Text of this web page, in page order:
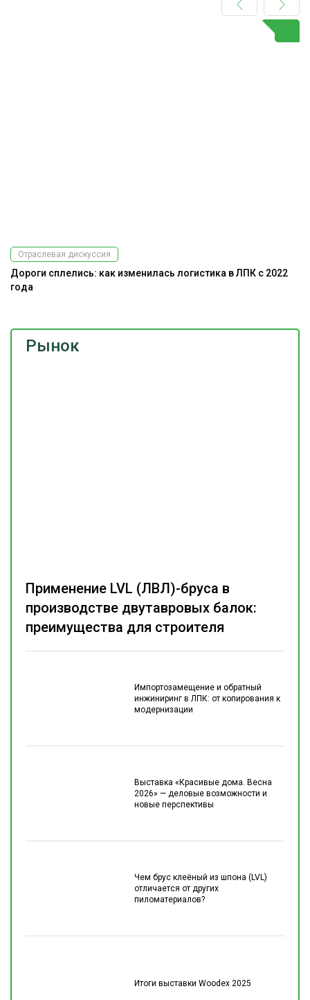
Рынок
Импортозамещение и обратный
инжиниринг в ЛПК: от копирования к
модернизации
Выставка «Красивые дома. Весна
2026» — деловые возможности и
новые перспективы
Чем брус клеёный из шпона (LVL)
отличается от других
пиломатериалов?
Итоги выставки Woodex 2025
Применение LVL (ЛВЛ)-бруса в
производстве двутавровых балок:
преимущества для строителя
Отраслевая дискуссия
Дороги сплелись: как изменилась логистика в ЛПК с 2022
года